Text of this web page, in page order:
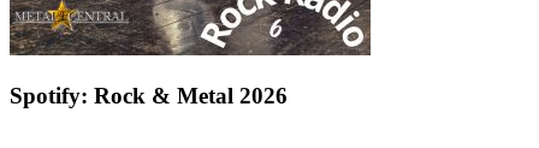
Spotify: Rock & Metal 2026